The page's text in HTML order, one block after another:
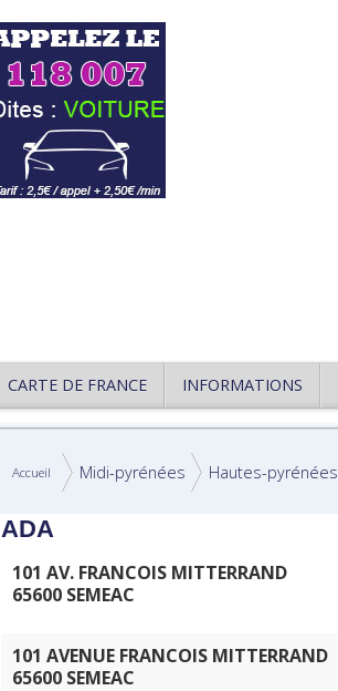
CARTE DE FRANCE INFORMATIONS
Accueil Midi-pyrénées Hautes-pyrénées
ADA
101 AV. FRANCOIS MITTERRAND
65600 SEMEAC
101 AVENUE FRANCOIS MITTERRAND
65600 SEMEAC